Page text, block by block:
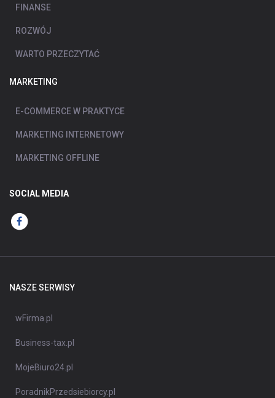
FINANSE
ROZWÓJ
WARTO PRZECZYTAĆ
MARKETING
E-COMMERCE W PRAKTYCE
MARKETING INTERNETOWY
MARKETING OFFLINE
SOCIAL MEDIA
NASZE SERWISY
wFirma.pl
Business-tax.pl
MojeBiuro24.pl
PoradnikPrzedsiebiorcy.pl